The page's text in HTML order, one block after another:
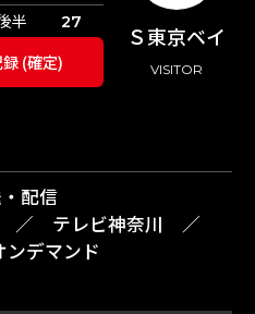
Ｓ東京ベイ
VISITOR
半 27
(確定)
配信
／ テレビ神奈川
／
ンデマンド